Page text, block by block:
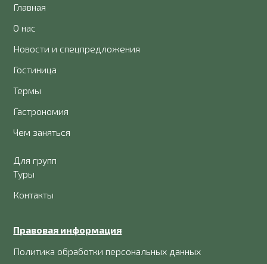
Правовая информация
Главная
О нас
Гостиница
Новости и спецпредложения
Термы
Гастрономия
Чем заняться
Для групп
Туры
Контакты
Политика обработки персональных данных